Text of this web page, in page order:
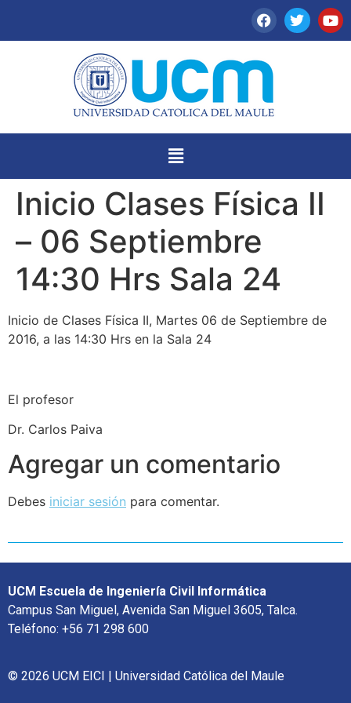
Inicio Clases Física II
– 06 Septiembre
14:30 Hrs Sala 24
Inicio de Clases Física II, Martes 06 de Septiembre de
2016, a las 14:30 Hrs en la Sala 24
El profesor
Dr. Carlos Paiva
Agregar un comentario
Debes iniciar sesión para comentar.
UCM Escuela de Ingeniería Civil Informática
Campus San Miguel, Avenida San Miguel 3605, Talca.
Teléfono: +56 71 298 600
© 2026 UCM EICI | Universidad Católica del Maule